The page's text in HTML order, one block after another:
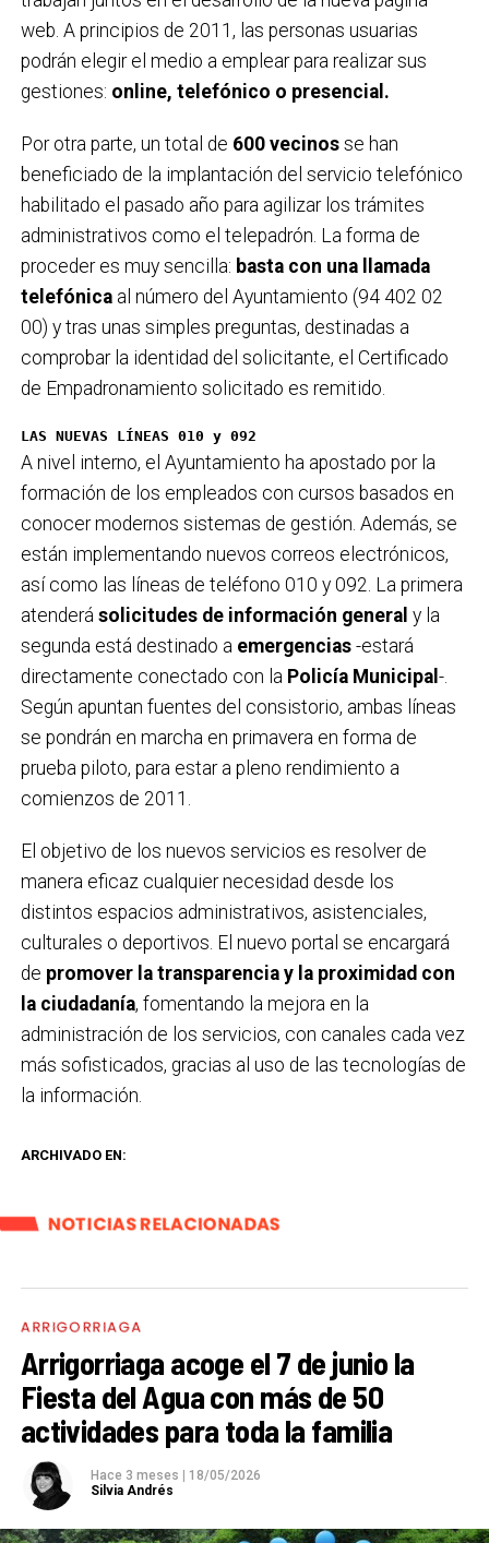
web. A principios de 2011, las personas usuarias
podrán elegir el medio a emplear para realizar sus
gestiones: online, telefónico o presencial.
Por otra parte, un total de 600 vecinos se han
beneficiado de la implantación del servicio telefónico
habilitado el pasado año para agilizar los trámites
administrativos como el telepadrón. La forma de
proceder es muy sencilla: basta con una llamada
telefónicaal número del Ayuntamiento (94 402 02
00) y tras unas simples preguntas, destinadas a
comprobar la identidad del solicitante, el Certificado
de Empadronamiento solicitado es remitido.
LAS NUEVAS LÍNEAS 010 y 092
A nivel interno, el Ayuntamiento ha apostado por la
formación de los empleados con cursos basados en
conocer modernos sistemas de gestión. Además, se
están implementando nuevos correos electrónicos,
así como las líneas de teléfono 010 y 092. La primera
atenderá solicitudes de información general y la
segunda está destinado a emergencias-estará
directamente conectado con la Policía Municipal -.
Según apuntan fuentes del consistorio, ambas líneas
se pondrán en marcha en primavera en forma de
prueba piloto, para estar a pleno rendimiento a
comienzos de 2011.
El objetivo de los nuevos servicios es resolver de
manera eficaz cualquier necesidad desde los
distintos espacios administrativos, asistenciales,
culturales o deportivos. El nuevo portal se encargará
de promover la transparencia y la proximidad con
la ciudadanía, fomentando la mejora en la
administración de los servicios, con canales cada vez
más sofisticados, gracias al uso de las tecnologías de
la información.
ARCHIVADO EN:
NOTICIAS RELACIONADAS
ARRIGORRIAGA
Arrigorriaga acoge el 7 de junio la
Fiesta del Agua con más de 50
actividades para toda la familia
Hace 3 meses
18/05/2026
Silvia Andrés